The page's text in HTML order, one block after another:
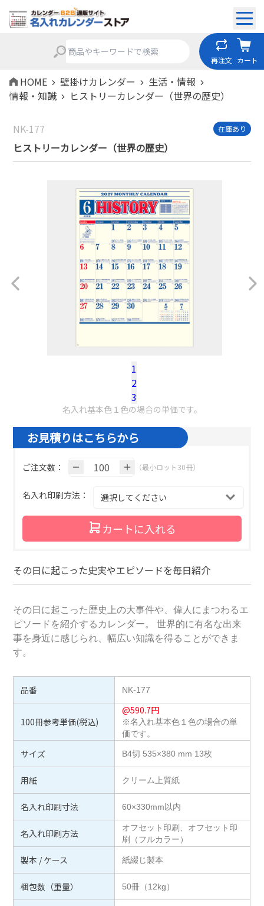
再注文 カート
HOME 壁掛けカレンダー
生活・情報
情報・知識
ヒストリーカレンダー（世界の歴史）
NK-177 在庫あり
ヒストリーカレンダー（世界の歴史）
1
2
3
税込100冊参考単価：
名入れ基本色１色の場合の単価です。
お見積りはこちらから
ご注文数： （最小ロット30冊）
名入れ印刷方法：
カートに入れる
その日に起こった史実やエピソードを毎日紹介
その日に起こった歴史上の大事件や、偉人にまつわるエ
ピソードを紹介するカレンダー。 世界的に有名な出来
事を身近に感じられ、幅広い知識を得ることができま
す。
品番 NK-177
100冊参考単価(税込)
@590.7円
※名入れ基本色１色の場合の単
価です。
サイズ B4切 535×380 mm 13枚
用紙 クリーム上質紙
名入れ印刷寸法 60×330mm以内
名入れ印刷方法
オフセット印刷、オフセット印
刷（フルカラー）
製本 / ケース 紙綴じ製本
梱包数（重量） 50冊（12kg）